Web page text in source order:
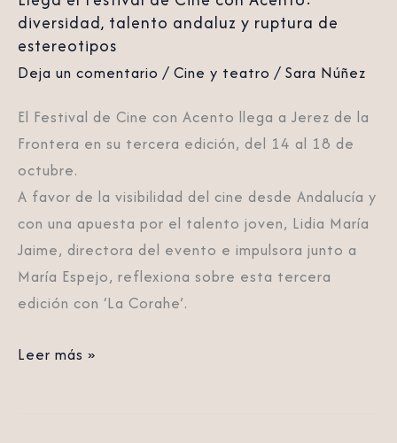
diversidad, talento andaluz y ruptura de
estereotipos
Deja un comentario / Cine y teatro / Sara Núñez
El Festival de Cine con Acento llega a Jerez de la
Frontera en su tercera edición, del 14 al 18 de
octubre.
A favor de la visibilidad del cine desde Andalucía y
con una apuesta por el talento joven, Lidia María
Jaime, directora del evento e impulsora junto a
María Espejo, reflexiona sobre esta tercera
edición con ‘La Corahe’.
talento
andaluz
ruptura
de
estereotipos
Leer más »